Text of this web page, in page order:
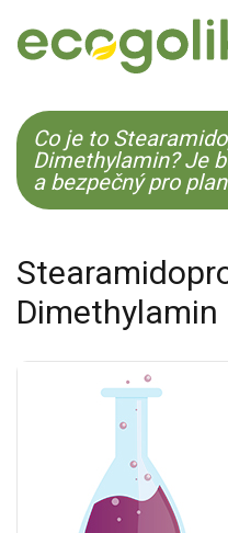
EN
Co je to
Dimethylamin? Je
a bezpečný pro
Dimethylamin